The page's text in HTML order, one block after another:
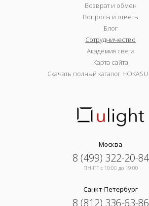
Возврат и обмен
Вопросы и ответы
Блог
Сотрудничество
Академия света
Карта сайта
Скачать полный каталог
Москва
8 (499) 322-20-84
ПН-ПТ c 10:00 до 19:00
Санкт-Петербург
8 (812) 336-63-86